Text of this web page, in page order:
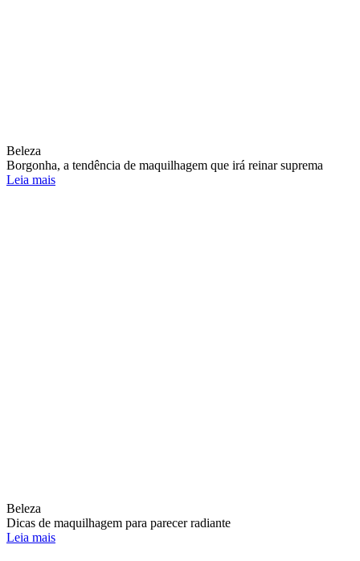
Beleza
Borgonha, a tendência de maquilhagem que irá reinar suprema
Leia mais
Beleza
Dicas de maquilhagem para parecer radiante
Leia mais